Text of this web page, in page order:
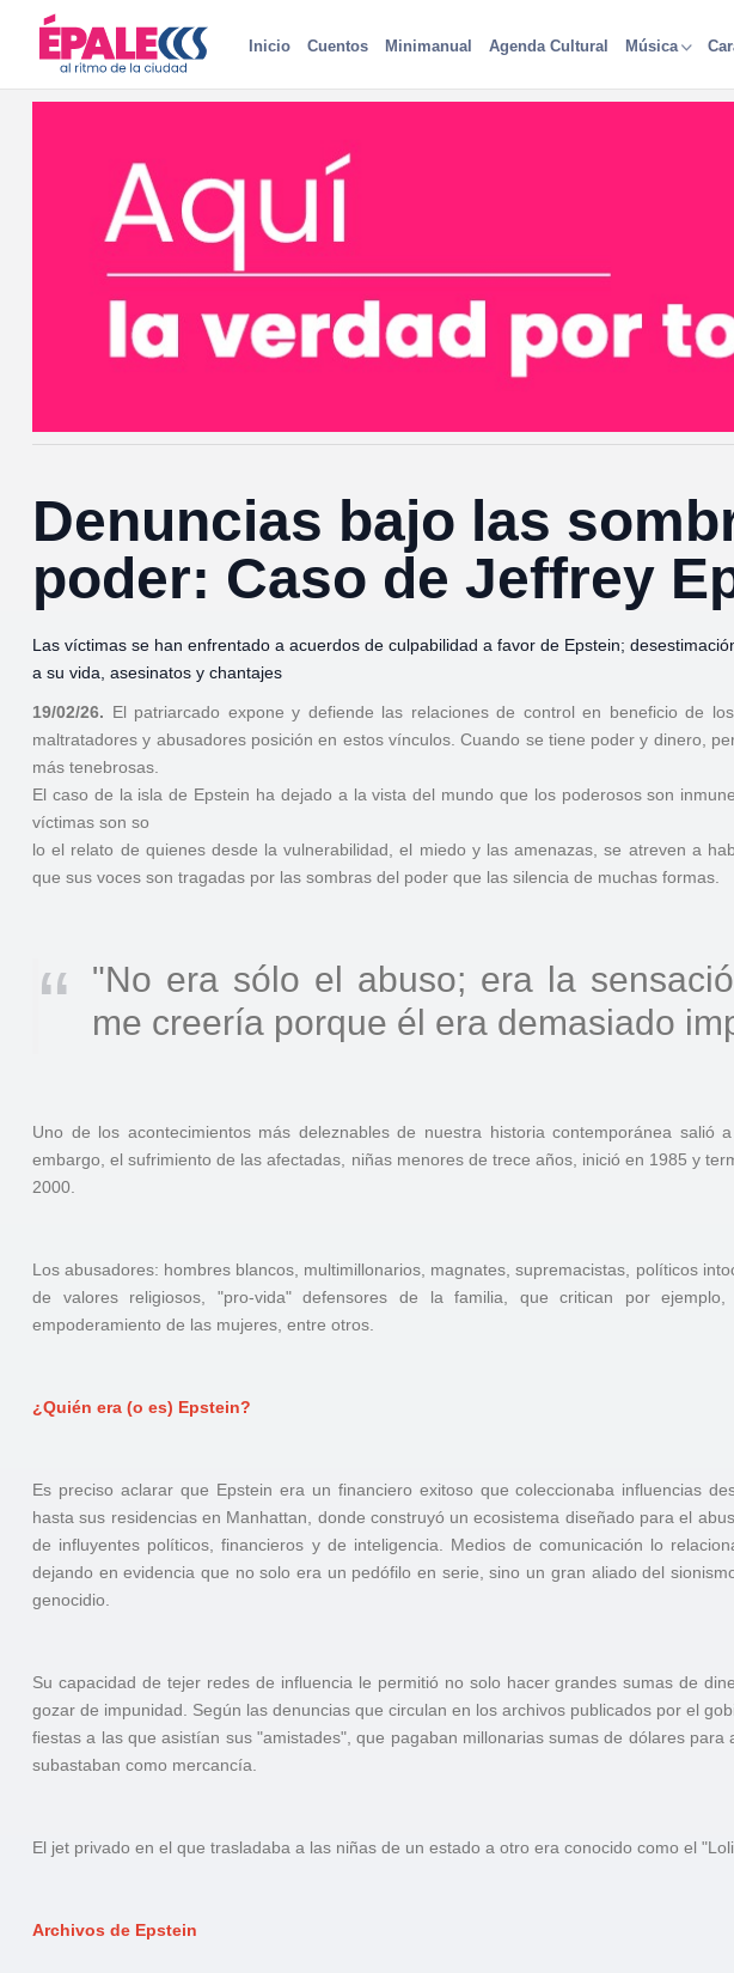
Inicio Cuentos Minimanual Agenda Cultural Música
Denuncias bajo las
poder: Caso de Jeffrey
Las víctimas se han enfrentado a acuerdos de culpabilidad a favor de Epstein;
a su vida, asesinatos y chantajes
19/02/26. El patriarcado expone y defiende las relaciones de control en beneficio de
maltratadores y abusadores posición en estos vínculos. Cuando se tiene poder y dinero,
más tenebrosas.
El caso de la isla de Epstein ha dejado a la vista del mundo que los poderosos son
víctimas son so
lo el relato de quienes desde la vulnerabilidad, el miedo y las amenazas, se atreven a
que sus voces son tragadas por las sombras del poder que las silencia de muchas formas.
"No era sólo el abuso; era la
me creería porque él era demasiado
Uno de los acontecimientos más deleznables de nuestra historia contemporánea
embargo, el sufrimiento de las afectadas, niñas menores de trece años, inició en 1985 y
2000.
Los abusadores: hombres blancos, multimillonarios, magnates, supremacistas, políticos
de valores religiosos, "pro-vida" defensores de la familia, que critican por
empoderamiento de las mujeres, entre otros.
¿Quién era (o es) Epstein?
Es preciso aclarar que Epstein era un financiero exitoso que coleccionaba influencias
hasta sus residencias en Manhattan, donde construyó un ecosistema diseñado para el
de influyentes políticos, financieros y de inteligencia. Medios de comunicación lo
dejando en evidencia que no solo era un pedófilo en serie, sino un gran aliado del
genocidio.
Su capacidad de tejer redes de influencia le permitió no solo hacer grandes sumas de
gozar de impunidad. Según las denuncias que circulan en los archivos publicados por el
fiestas a las que asistían sus "amistades", que pagaban millonarias sumas de dólares
subastaban como mercancía.
El jet privado en el que trasladaba a las niñas de un estado a otro era conocido como el
Archivos de Epstein